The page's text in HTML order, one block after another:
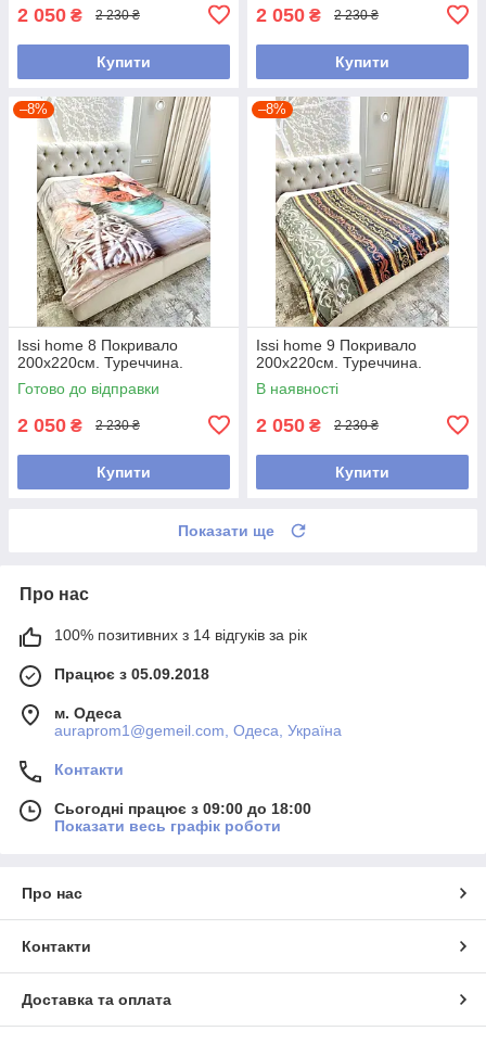
2 050 ₴ 2 230 ₴
Купити
2 050 ₴ 2 230 ₴
Купити
–8%
Issi home 8 Покривало
200x220см. Туреччина.
Готово до відправки
2 050 ₴ 2 230 ₴
Купити
–8%
Issi home 9 Покривало
200x220см. Туреччина.
В наявності
2 050 ₴ 2 230 ₴
Купити
Показати ще
Про нас
100% позитивних з 14 відгуків за рік
Працює з 05.09.2018
м. Одеса
auraprom1@gemeil.com, Одеса, Україна
Контакти
Сьогодні працює з 09:00 до 18:00
Показати весь графік роботи
Про нас
Контакти
Доставка та оплата